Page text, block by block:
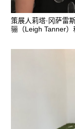
策展人莉塔·冈萨雷
骊（Leigh Tanner